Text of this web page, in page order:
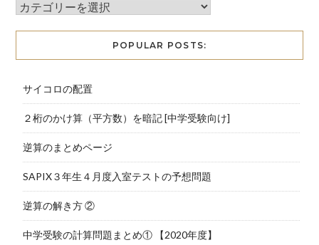
POPULAR POSTS:
サイコロの配置
２桁のかけ算（平方数）を暗記 [中学受験向け]
逆算のまとめページ
SAPIX３年生４月度入室テストの予想問題
逆算の解き方 ②
中学受験の計算問題まとめ① 【2020年度】